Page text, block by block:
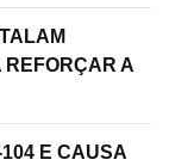
REFORÇAR A
E CAUSA